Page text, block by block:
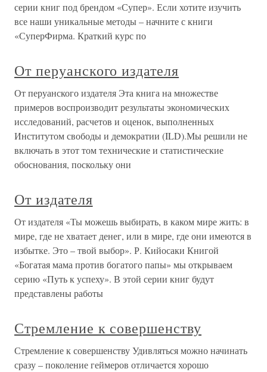
серии книг под брендом «Супер». Если хотите изучить
все наши уникальные методы – начните с книги
«СуперФирма. Краткий курс по
От перуанского издателя
От перуанского издателя Эта книга на множестве
примеров воспроизводит результаты экономических
исследований, расчетов и оценок, выполненных
Институтом свободы и демократии (ILD).Мы решили не
включать в этот том технические и статистические
обоснования, поскольку они
От издателя
От издателя «Ты можешь выбирать, в каком мире жить: в
мире, где не хватает денег, или в мире, где они имеются в
избытке. Это – твой выбор». Р. Кийосаки Книгой
«Богатая мама против богатого папы» мы открываем
серию «Путь к успеху». В этой серии книг будут
представлены работы
Стремление к совершенству
Стремление к совершенству Удивляться можно начинать
сразу – поколение геймеров отличается хорошо